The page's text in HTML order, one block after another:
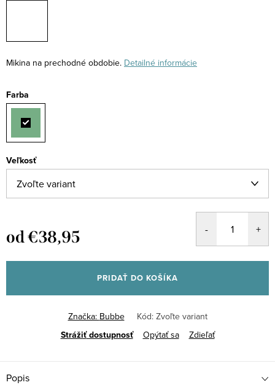
Mikina na prechodné obdobie. Detailné informácie
Farba
Veľkosť
od€38,95
cena:
PRIDAŤ DO KOŠÍKA
Značka: Bubbe Kód: Zvoľte variant
Opýtať sa
Strážiť Zdieľať
Popis